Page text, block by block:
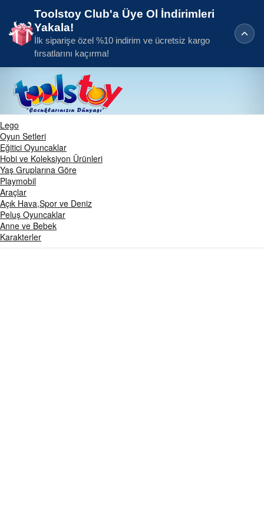
Toolstoy Club'a Üye Ol İndirimleri
Yakala!
İlk siparişe özel %10 indirim ve ücretsiz kargo
fırsatlarını kaçırma!
Lego
Oyun Setleri
Eğitici Oyuncaklar
Hobi ve Koleksiyon Ürünleri
Yaş Gruplarına Göre
Playmobil
Araçlar
Açık Hava,Spor ve Deniz
Peluş Oyuncaklar
Anne ve Bebek
Karakterler